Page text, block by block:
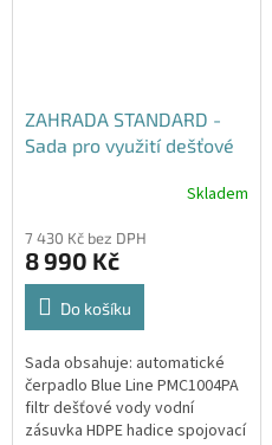
ZAHRADA STANDARD -
Sada pro využití dešťové
Skladem
7 430 Kč bez DPH
8 990 Kč
Do košíku
Sada obsahuje: automatické
čerpadlo Blue Line PMC1004PA
filtr dešťové vody vodní
zásuvka HDPE hadice spojovací